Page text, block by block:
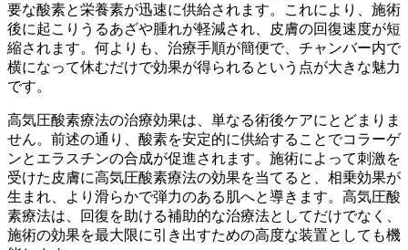
要な酸素と栄養素が迅速に供給されます。これにより、施術
後に起こりうるあざや腫れが軽減され、皮膚の回復速度が短
縮されます。何よりも、治療手順が簡便で、チャンバー内で
横になって休むだけで効果が得られるという点が大きな魅力
です。
高気圧酸素療法の治療効果は、単なる術後ケアにとどまりま
せん。前述の通り、酸素を安定的に供給することでコラーゲ
ンとエラスチンの合成が促進されます。施術によって刺激を
受けた皮膚に高気圧酸素療法の効果を当てると、相乗効果が
生まれ、より滑らかで弾力のある肌へと導きます。高気圧酸
素療法は、回復を助ける補助的な治療法としてだけでなく、
施術の効果を最大限に引き出すための高度な装置としても機